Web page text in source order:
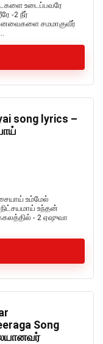
உடைப்பவரே
-2 நீர்
சமமாகுவீர்
song lyrics –
உம்மேல்
உந்தன்
- 2 ஏஷுவா
Song